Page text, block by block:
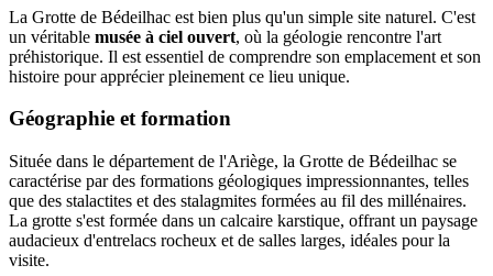
La Grotte de Bédeilhac est bien plus qu'un simple site naturel. C'est
un véritable musée à ciel ouvert, où la géologie rencontre l'art
préhistorique. Il est essentiel de comprendre son emplacement et son
histoire pour apprécier pleinement ce lieu unique.
Géographie et formation
Située dans le département de l'Ariège, la Grotte de Bédeilhac se
caractérise par des formations géologiques impressionnantes, telles
que des stalactites et des stalagmites formées au fil des millénaires.
La grotte s'est formée dans un calcaire karstique, offrant un paysage
audacieux d'entrelacs rocheux et de salles larges, idéales pour la
visite.